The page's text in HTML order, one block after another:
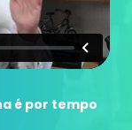
é por tempo